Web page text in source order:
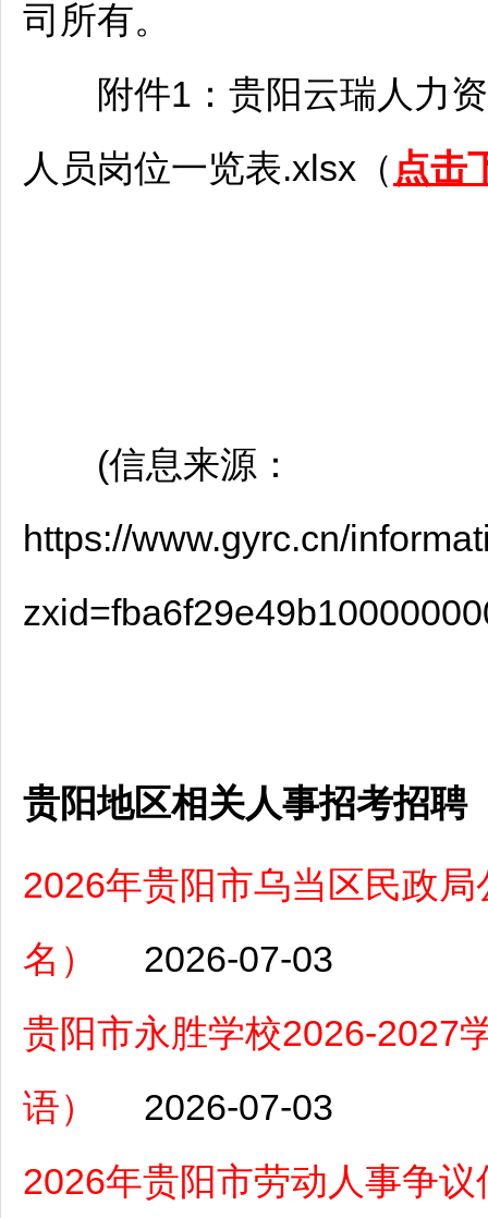
司所有。
附件1： 贵阳云瑞人力
人员岗位一览表.xlsx（ 点击
(信息来源：
https://www.gyrc.cn/
贵阳地区相关人事招考招聘
2026年贵阳市乌当区民政
名）
2026-07-03
贵阳市永胜学校2026-2027
语）
2026-07-03
2026年贵阳市劳动人事争